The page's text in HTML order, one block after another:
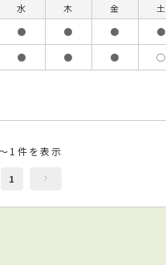
水 木 金 土
● ● ● ●
● ● ● ○
1件を表示
1